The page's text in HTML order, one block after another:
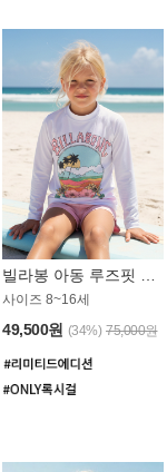
사이즈 8~16세
49,500원 (34%) 75,000원